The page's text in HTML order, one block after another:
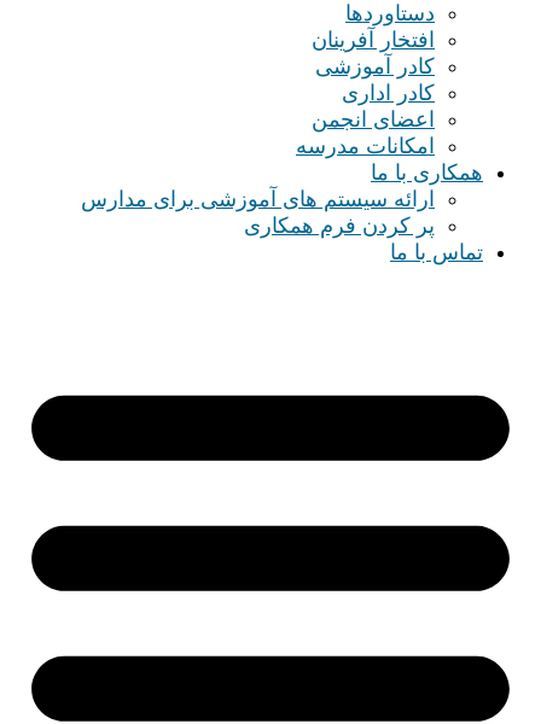
دستاوردها
افتخار آفرینان
کادر آموزشی
کادر اداری
اعضای انجمن
امکانات مدرسه
همکاری با ما
ارائه سیستم های آموزشی برای مدارس
پر کردن فرم همکاری
تماس با ما